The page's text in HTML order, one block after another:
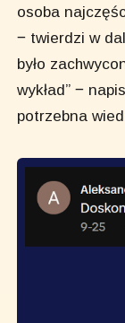
osoba
‒ twierdzi w
było
wykład” ‒
potrzebna